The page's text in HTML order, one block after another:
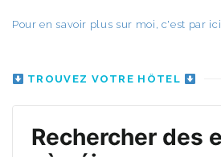
Pour en savoir plus sur moi, c'est par ici.
TROUVEZ VOTRE HÔTEL